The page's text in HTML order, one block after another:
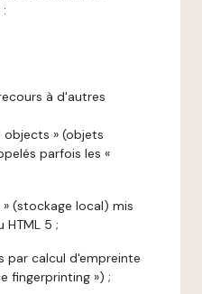
à d'autres
objects » (objets
parfois les «
(stockage local) mis
5 ;
par calcul d'empreinte
fingerprinting ») ;